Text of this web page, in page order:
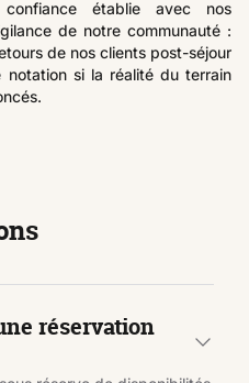
établie avec nos
de notre communauté :
de nos clients post-séjour
si la réalité du terrain
réservation